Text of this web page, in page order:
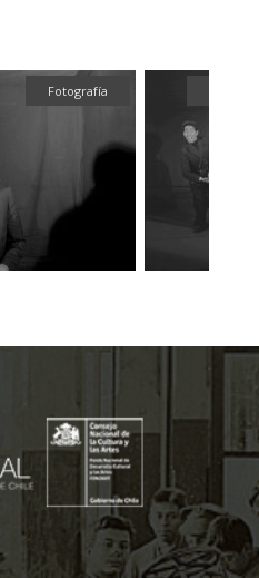
Fotografía